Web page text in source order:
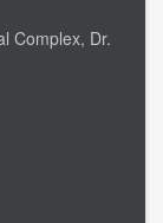
Complex, Dr.